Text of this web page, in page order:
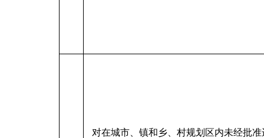
对在城市、镇和乡、村规划区内未经批